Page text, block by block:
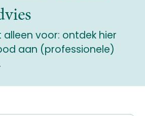
voor: ontdek hier
aan (professionele)